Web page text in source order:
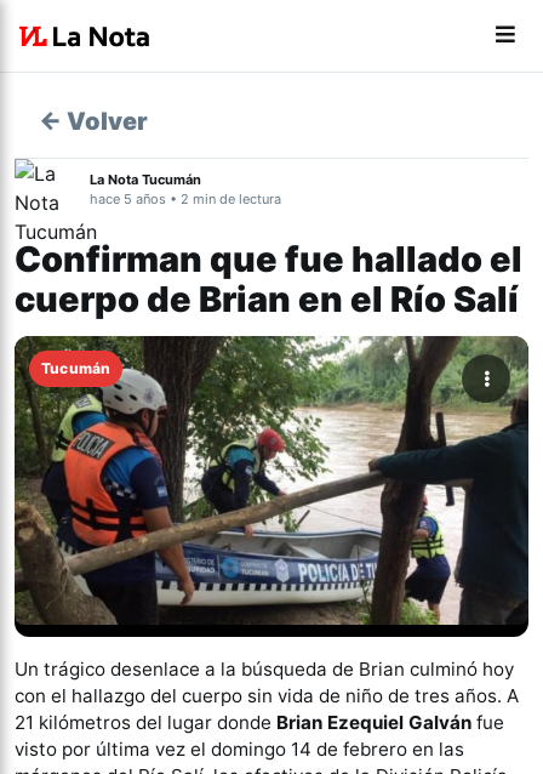
← Volver
La Nota Tucumán
hace 5 años • 2 min de lectura
Confirman que fue hallado el
cuerpo de Brian en el Río Salí
Tucumán
Un trágico desenlace a la búsqueda de Brian culminó hoy
con el hallazgo del cuerpo sin vida de niño de tres años. A
21 kilómetros del lugar donde Brian Ezequiel Galván fue
visto por última vez el domingo 14 de febrero en las